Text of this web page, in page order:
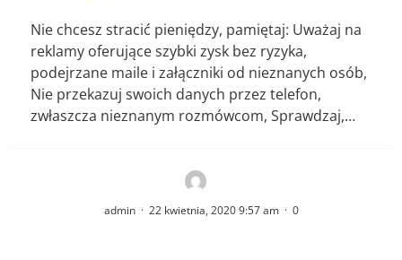
Nie chcesz stracić pieniędzy, pamiętaj: Uważaj na
reklamy oferujące szybki zysk bez ryzyka,
podejrzane maile i załączniki od nieznanych osób,
Nie przekazuj swoich danych przez telefon,
zwłaszcza nieznanym rozmówcom, Sprawdzaj,…
admin · 22 kwietnia, 2020 9:57 am · 0